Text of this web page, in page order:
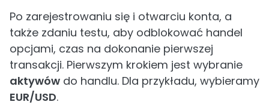
Po zarejestrowaniu się i otwarciu konta, a
także zdaniu testu, aby odblokować handel
opcjami, czas na dokonanie pierwszej
transakcji. Pierwszym krokiem jest wybranie
aktywów do handlu. Dla przykładu, wybieramy
EUR/USD.